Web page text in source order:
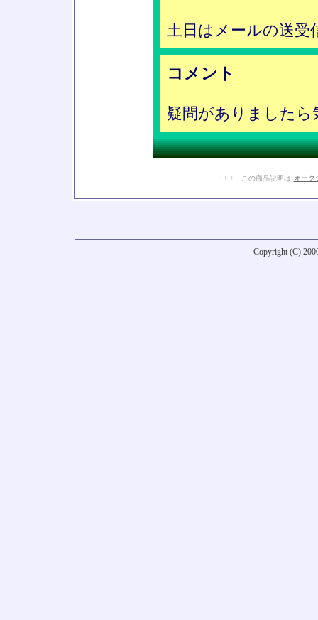
土日はメールの送受
コメント
疑問がありました
+ + + この商品説明は オーク
Copyright (C)